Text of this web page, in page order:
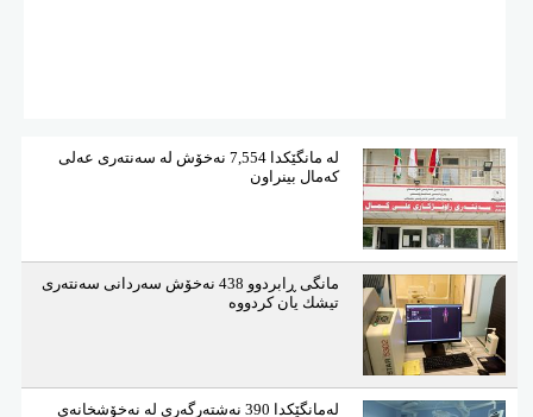
لە مانگێكدا 7,554 نەخۆش لە سەنتەری عەلی
كەمال بینراون
مانگی ڕابردوو 438 نەخۆش سەردانی سەنتەری
تیشك یان كردووە
لەمانگێكدا 390 نەشتەرگەری لە نەخۆشخانەی